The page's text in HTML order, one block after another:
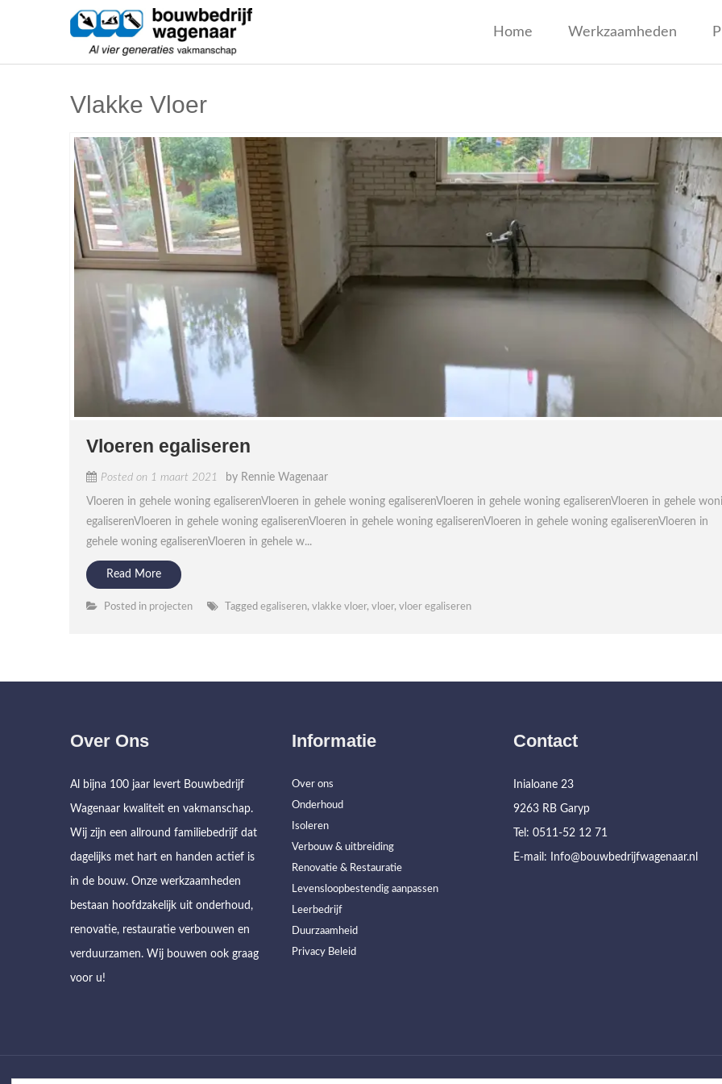
Bouwbedrijf Wagenaar
Al vier generaties vakmanschap
Home Werkzaamheden
Vlakke Vloer
Vloeren egaliseren
Posted on 1 maart 2021 by Rennie Wagenaar
Vloeren in gehele woning egaliserenVloeren in gehele woning egaliserenVloeren in gehele woning egaliserenVloeren in gehele
egaliserenVloeren in gehele woning egaliserenVloeren in gehele woning egaliserenVloeren in gehele woning egaliserenVloeren in
gehele woning egaliserenVloeren in gehele w...
Read More
Posted in projecten Tagged egaliseren, vlakke vloer, vloer, vloer egaliseren
Over Ons
Al bijna 100 jaar levert Bouwbedrijf
Wagenaar kwaliteit en vakmanschap.
Wij zijn een allround familiebedrijf dat
dagelijks met hart en handen actief is
in de bouw. Onze werkzaamheden
bestaan hoofdzakelijk uit onderhoud,
renovatie, restauratie verbouwen en
verduurzamen. Wij bouwen ook graag
voor u!
Informatie
Over ons
Onderhoud
Isoleren
Verbouw & uitbreiding
Renovatie & Restauratie
Levensloopbestendig aanpassen
Leerbedrijf
Duurzaamheid
Privacy Beleid
Contact
Inialoane 23
9263 RB Garyp
Tel: 0511-52 12 71
E-mail: Info@bouwbedrijfwagenaar.nl